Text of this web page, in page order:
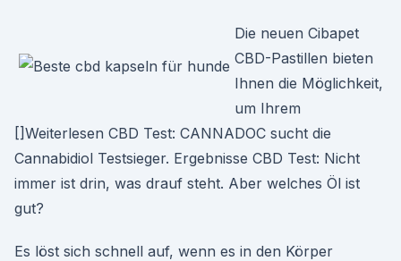
Die neuen Cibapet
CBD-Pastillen bieten
Ihnen die Möglichkeit,
um Ihrem
[]Weiterlesen CBD Test: CANNADOC sucht die
Cannabidiol Testsieger. Ergebnisse CBD Test: Nicht
immer ist drin, was drauf steht. Aber welches Öl ist
gut?
Es löst sich schnell auf, wenn es in den Körper